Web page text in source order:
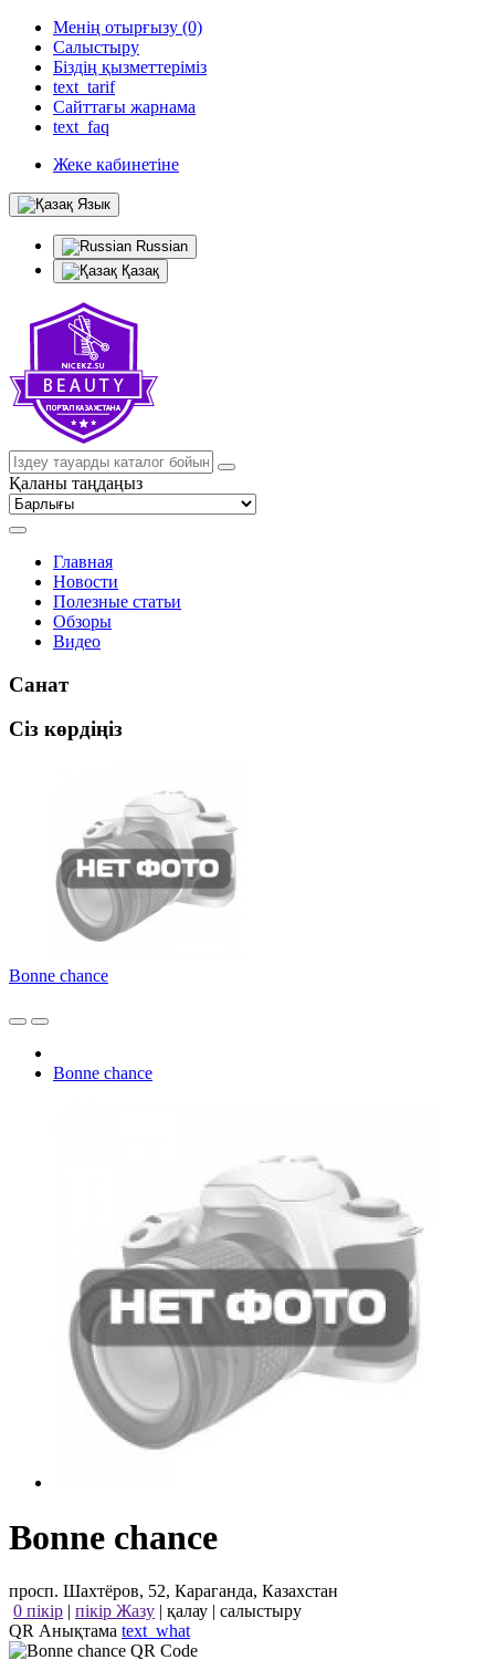
Менің отырғызу (0)
Салыстыру
Біздің қызметтеріміз
text_tarif
Сайттағы жарнама
text_faq
Жеке кабинетіне
Язык
Russian
Қазақ
Қаланы таңдаңыз
Главная
Новости
Полезные статьи
Обзоры
Видео
Санат
Сіз көрдіңіз
Bonne chance
Bonne chance
Bonne chance
просп. Шахтёров, 52, Караганда, Казахстан
0 пікір | пікір Жазу | қалау | салыстыру
QR Анықтама text_what